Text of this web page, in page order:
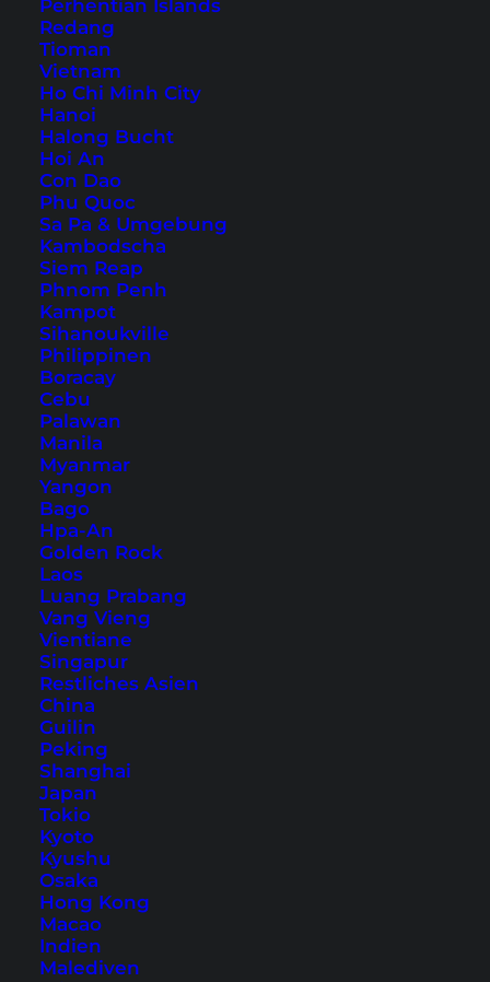
Perhentian Islands
Redang
Tioman
Vietnam
Ho Chi Minh City
Hanoi
Halong Bucht
Hoi An
Con Dao
Phu Quoc
Sa Pa & Umgebung
Kambodscha
Siem Reap
Phnom Penh
Kampot
Sihanoukville
Philippinen
Boracay
Cebu
Palawan
Manila
Myanmar
Yangon
Bago
Hpa-An
Golden Rock
Laos
Luang Prabang
Vang Vieng
Vientiane
Singapur
Restliches Asien
China
Guilin
Peking
Shanghai
Japan
Tokio
Kyoto
Kyushu
Osaka
Hong Kong
Macao
Indien
Malediven
Sakon Nakhon
Sehenswürdigkeiten – 10
Tipps und Highlights
Du suchst einen einzigartigen Ort fernab von
Thailands Massentourismus? Hier zeigen wir dir
die schönsten Sakon Nakhon
Sehenswürdigkeiten.
Nakhon Ratchasima – die
Top-Sehenswürdigkeiten